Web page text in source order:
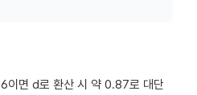
면 d로 환산 시 약 0.87로 대단